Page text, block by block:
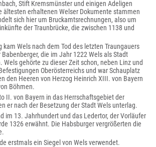
Stift Kremsmünster und einigen Adeligen
ältesten erhaltenen Welser Dokumente stammen
sich hier um Bruckamtsrechnungen, also um
der Traunbrücke, die zwischen 1138 und
kam Wels nach dem Tod des letzten Traungauers
die im Jahr 1222 Wels als Stadt
Wels gehörte zu dieser Zeit schon, neben Linz und
Oberösterreichs und war Schauplatz
den Heeren von Herzog Heinrich XIII. von Bayern
Böhmen.
II. von Bayern in das Herrschaftsgebiet der
er nach der Besetzung der Stadt Wels unterlag.
im 13. Jahrhundert und das Ledertor, der Vorläufer
1326 erwähnt. Die Habsburger vergrößerten die
erstmals ein Siegel von Wels verwendet.